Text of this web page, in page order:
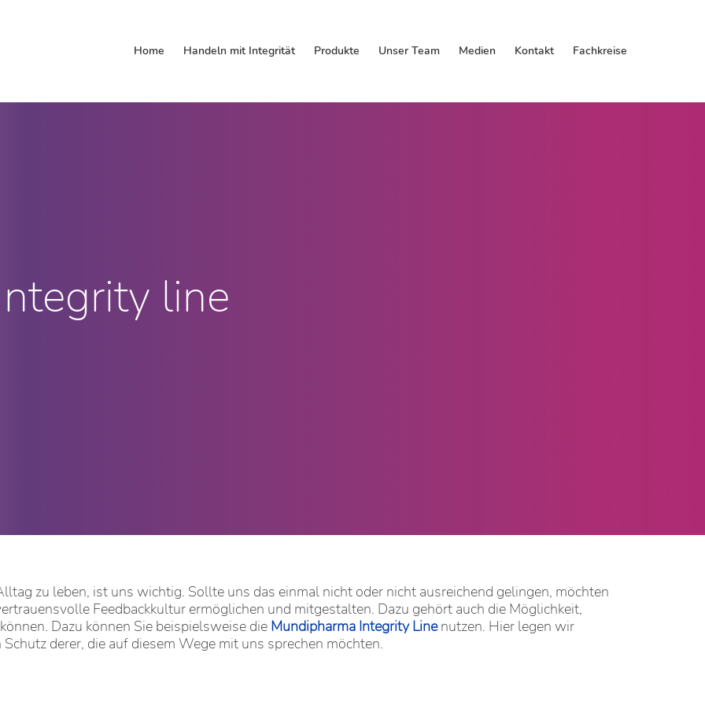
Home Handeln mit Integrität Produkte Unser Team Medien Kontakt Fachkreise
line
zu leben, ist uns wichtig. Sollte uns das einmal nicht oder nicht ausreichend gelingen, möchten
Feedbackkultur ermöglichen und mitgestalten. Dazu gehört auch die Möglichkeit,
Dazu können Sie beispielsweise die Mundipharma Integrity Linenutzen. Hier legen wir
derer, die auf diesem Wege mit uns sprechen möchten.